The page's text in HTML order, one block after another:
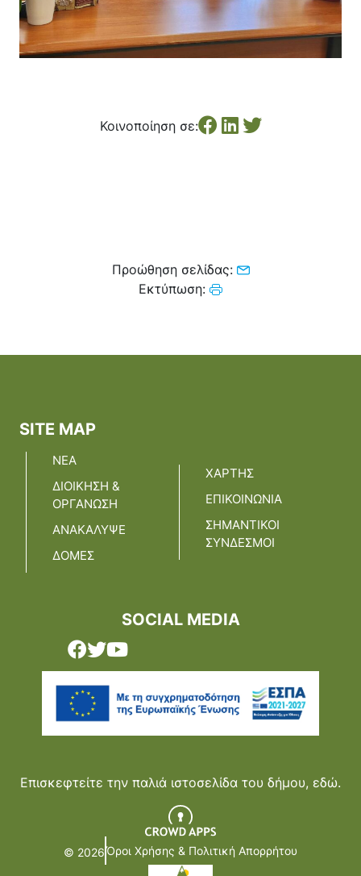
Κοινοποίηση σε:
Προώθηση σελίδας:
Εκτύπωση:
SITE MAP
ΝΕΑ
ΔΙΟΙΚΗΣΗ &
ΟΡΓΑΝΩΣΗ
ΑΝΑΚΑΛΥΨΕ
ΔΟΜΕΣ
ΧΑΡΤΗΣ
ΕΠΙΚΟΙΝΩΝΙΑ
ΣΗΜΑΝΤΙΚΟΙ
ΣΥΝΔΕΣΜΟΙ
SOCIAL MEDIA
Επισκεφτείτε την παλιά ιστοσελίδα του δήμου, εδώ.
© 2026Όροι Χρήσης & Πολιτική Απορρήτου